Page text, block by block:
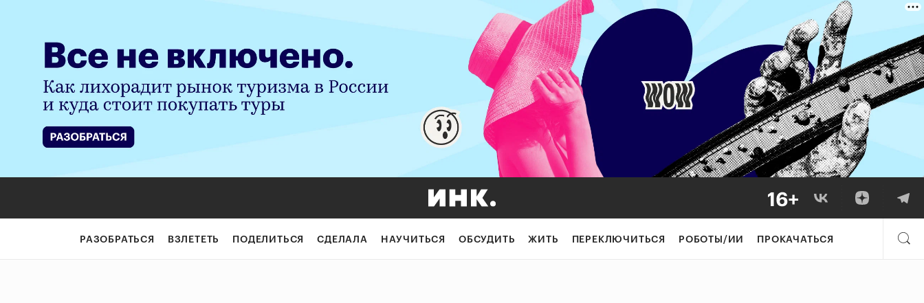
РАЗОБРАТЬСЯ ВЗЛЕТЕТЬ ПОДЕЛИТЬСЯ СДЕЛАЛА НАУЧИТЬСЯ ОБСУДИТЬ ЖИТЬ ПЕРЕКЛЮЧИТЬСЯ РОБОТЫ/ИИ ПРОКАЧАТЬСЯ